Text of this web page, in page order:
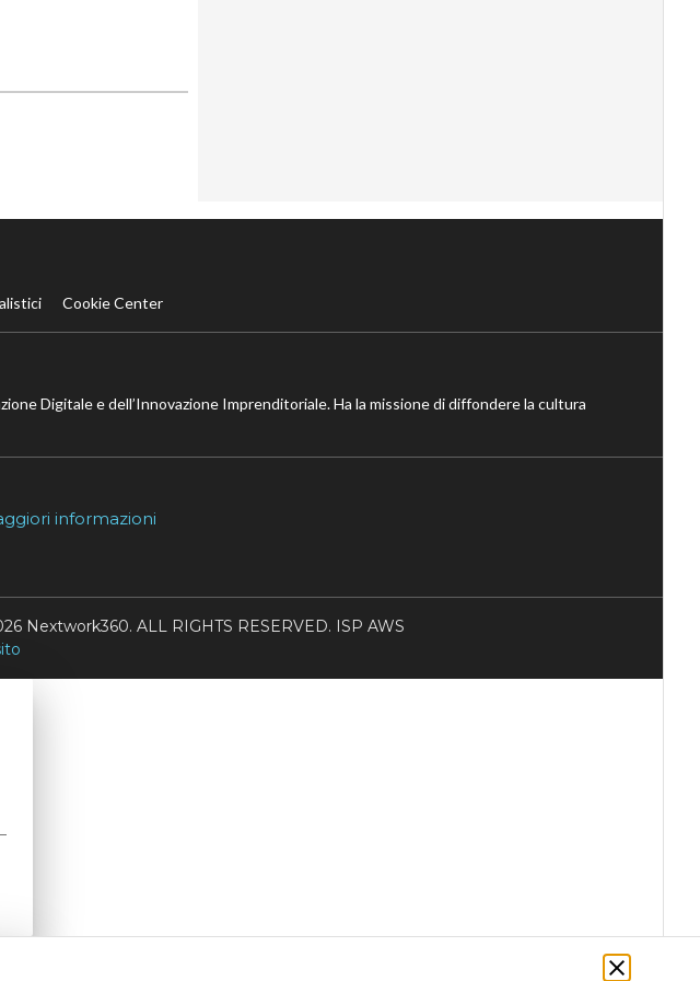
Cookie Center
Digitale e dell’Innovazione Imprenditoriale. Ha la missione di diffondere la cultura
informazioni
Nextwork360. ALL RIGHTS RESERVED. ISP AWS